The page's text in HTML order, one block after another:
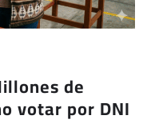
de
votar por DNI